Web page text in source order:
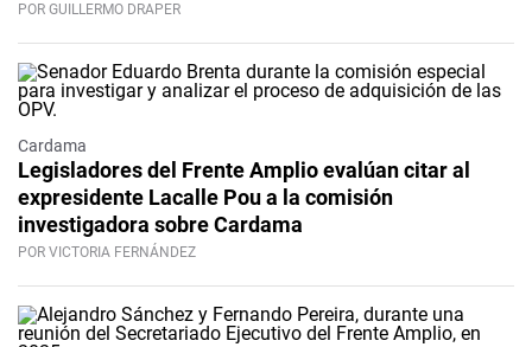
POR GUILLERMO DRAPER
Cardama
Legisladores del Frente Amplio evalúan citar al
expresidente Lacalle Pou a la comisión
investigadora sobre Cardama
POR VICTORIA FERNÁNDEZ